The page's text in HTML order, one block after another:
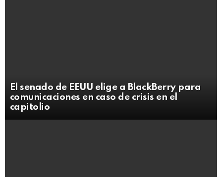
El senado de EEUU elige a BlackBerry para
comunicaciones en caso de crisis en el
capitolio